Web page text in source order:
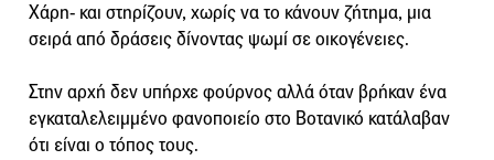
Χάρη- και στηρίζουν, χωρίς να το κάνουν ζήτημα, μια
σειρά από δράσεις δίνοντας ψωμί σε οικογένειες.
Στην αρχή δεν υπήρχε φούρνος αλλά όταν βρήκαν ένα
εγκαταλελειμμένο φανοποιείο στο Βοτανικό κατάλαβαν
ότι είναι ο τόπος τους.